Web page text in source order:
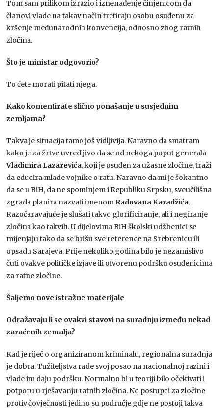
Tom sam prilikom izrazio i iznenađenje činjenicom da
članovi vlade na takav način tretiraju osobu osuđenu za
kršenje međunarodnih konvencija, odnosno zbog ratnih
zločina.
Što je ministar odgovorio?
To ćete morati pitati njega.
Kako komentirate slično ponašanje u susjednim
zemljama?
Takva je situacija tamo još vidljivija. Naravno da smatram
kako je za žrtve uvredljivo da se od nekoga poput generala
Vladimira Lazarevića, koji je osuđen za užasne zločine, traži
da educira mlade vojnike o ratu. Naravno da mi je šokantno
da se u BiH, da ne spominjem i Republiku Srpsku, sveučilišna
zgrada planira nazvati imenom Radovana Karadžića.
Razočaravajuće je slušati takvo glorificiranje, ali i negiranje
zločina kao takvih. U dijelovima BiH školski udžbenici se
mijenjaju tako da se brišu sve reference na Srebrenicu ili
opsadu Sarajeva. Prije nekoliko godina bilo je nezamislivo
čuti ovakve političke izjave ili otvorenu podršku osuđenicima
za ratne zločine.
Šaljemo nove istražne materijale
Odražavaju li se ovakvi stavovi na suradnju između nekad
zaraćenih zemalja?
Kad je riječ o organiziranom kriminalu, regionalna suradnja
je dobra. Tužiteljstva rade svoj posao na nacionalnoj razini i
vlade im daju podršku. Normalno bi u teoriji bilo očekivati i
potporu u rješavanju ratnih zločina. No postupci za zločine
protiv čovječnosti jedino su područje gdje ne postoji takva